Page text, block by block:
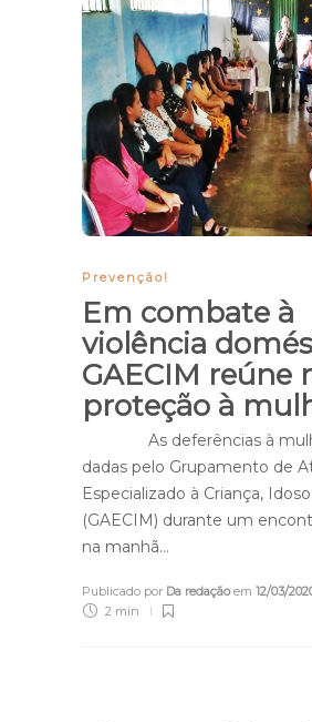
Prevenção!
Em combate à
violência
GAECIM reúne
proteção à
As deferências à
dadas pelo Grupamento de
Especializado à Criança,
(GAECIM) durante um
na manhã…
Publicado por Da redaçãoem 12/03/
2 min